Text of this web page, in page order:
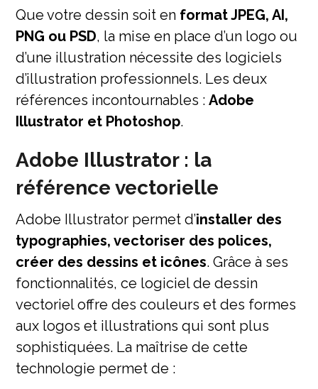
Que votre dessin soit en format JPEG, AI,
PNG ou PSD, la mise en place d’un logo ou
d’une illustration nécessite des logiciels
d’illustration professionnels. Les deux
références incontournables :Adobe
Illustrator et Photoshop.
Adobe Illustrator : la
référence vectorielle
Adobe Illustrator permet d’installer des
typographies, vectoriser des polices,
créer des dessins et icônes. Grâce à ses
fonctionnalités, ce logiciel de dessin
vectoriel offre des couleurs et des formes
aux logos et illustrations qui sont plus
sophistiquées. La maîtrise de cette
technologie permet de :